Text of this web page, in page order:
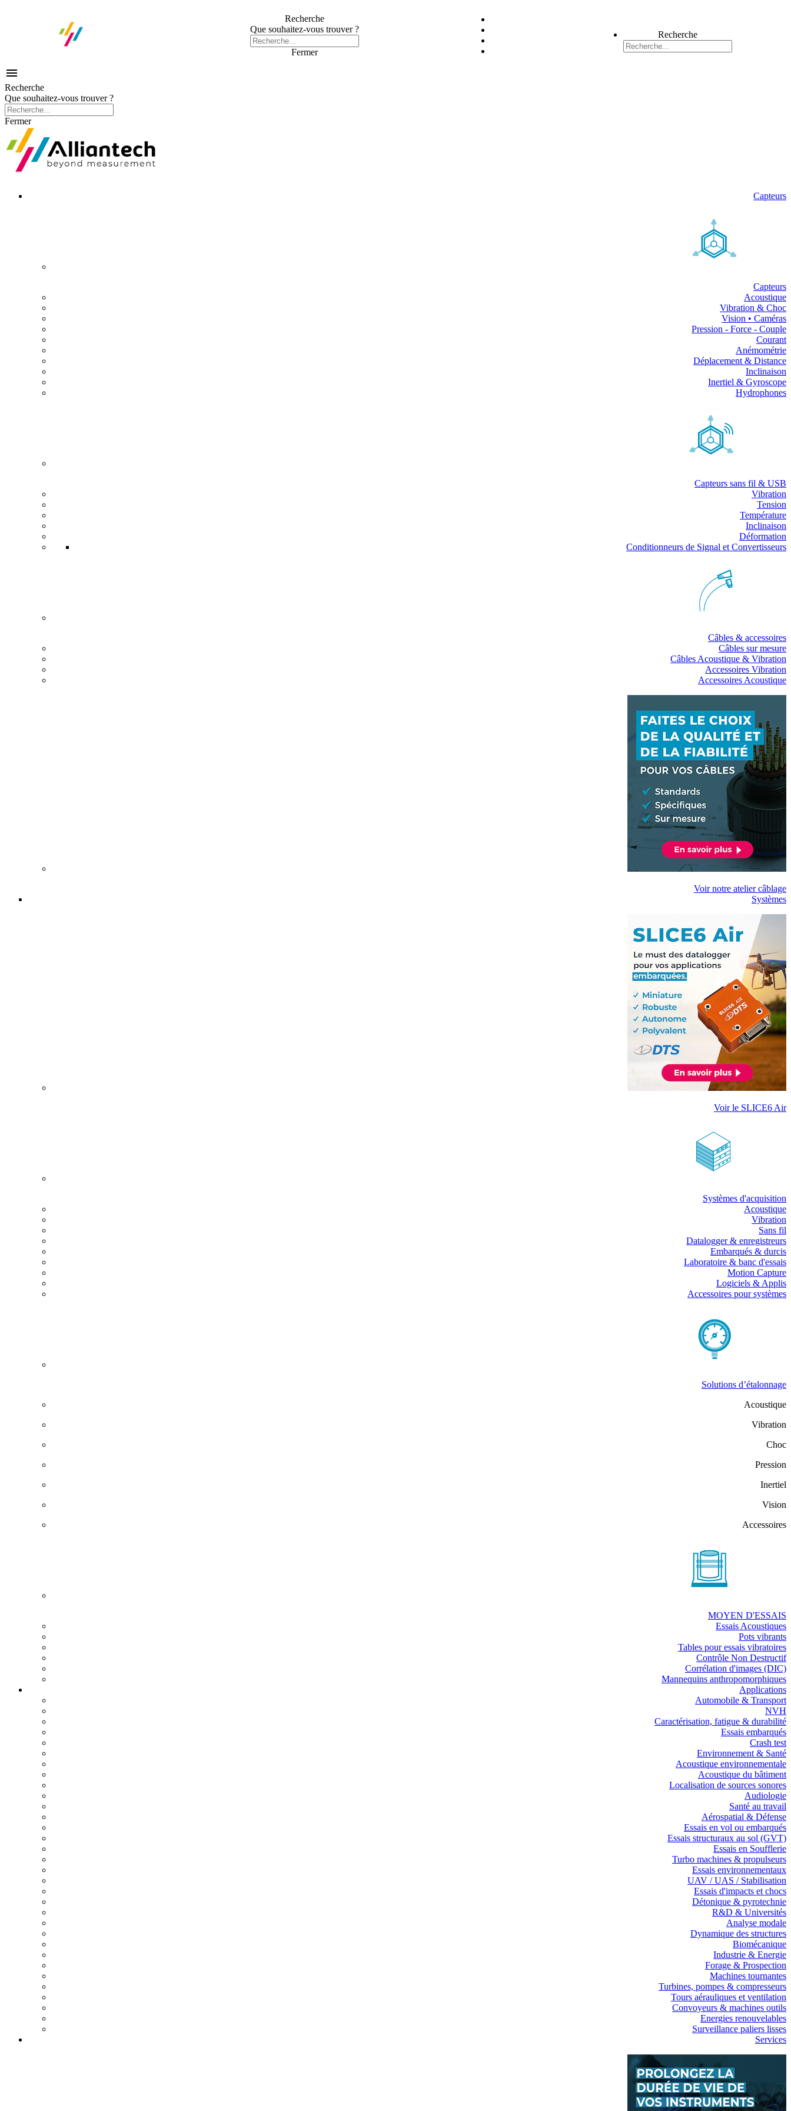
Recherche
Que souhaitez-vous trouver ?
Fermer
Recherche

Recherche
Que souhaitez-vous trouver ?
Fermer
Capteurs
Capteurs
Acoustique
Vibration & Choc
Vision • Caméras
Pression - Force - Couple
Courant
Anémométrie
Déplacement & Distance
Inclinaison
Inertiel & Gyroscope
Hydrophones
Capteurs sans fil & USB
Vibration
Tension
Température
Inclinaison
Déformation
Conditionneurs de Signal et Convertisseurs
Câbles & accessoires
Câbles sur mesure
Câbles Acoustique & Vibration
Accessoires Vibration
Accessoires Acoustique
Voir notre atelier câblage
Systèmes
Voir le SLICE6 Air
Systèmes d'acquisition
Acoustique
Vibration
Sans fil
Datalogger & enregistreurs
Embarqués & durcis
Laboratoire & banc d'essais
Motion Capture
Logiciels & Applis
Accessoires pour systèmes
Solutions d’étalonnage
Acoustique
Vibration
Choc
Pression
Inertiel
Vision
Accessoires
MOYEN D'ESSAIS
Essais Acoustiques
Pots vibrants
Tables pour essais vibratoires
Contrôle Non Destructif
Corrélation d'images (DIC)
Mannequins anthropomorphiques
Applications
Automobile & Transport
NVH
Caractérisation, fatigue & durabilité
Essais embarqués
Crash test
Environnement & Santé
Acoustique environnementale
Acoustique du bâtiment
Localisation de sources sonores
Audiologie
Santé au travail
Aérospatial & Défense
Essais en vol ou embarqués
Essais structuraux au sol (GVT)
Essais en Soufflerie
Turbo machines & propulseurs
Essais environnementaux
UAV / UAS / Stabilisation
Essais d'impacts et chocs
Détonique & pyrotechnie
R&D & Universités
Analyse modale
Dynamique des structures
Biomécanique
Industrie & Energie
Forage & Prospection
Machines tournantes
Turbines, pompes & compresseurs
Tours aérauliques et ventilation
Convoyeurs & machines outils
Energies renouvelables
Surveillance paliers lisses
Services